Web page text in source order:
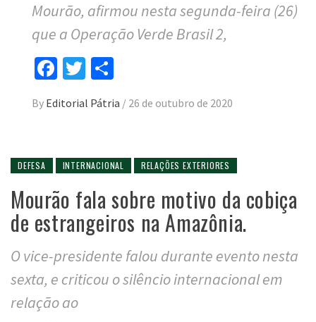
Mourão, afirmou nesta segunda-feira (26)
que a Operação Verde Brasil 2,
Facebook
Twitter
By Editorial Pátria / 26 de outubro de 2020
DEFESA INTERNACIONAL RELAÇÕES EXTERIORES
Mourão fala sobre motivo da cobiça
de estrangeiros na Amazônia.
O vice-presidente falou durante evento nesta
sexta, e criticou o silêncio internacional em
relação ao